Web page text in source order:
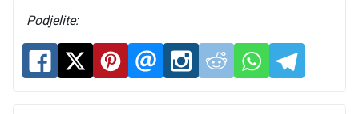
Podjelite: